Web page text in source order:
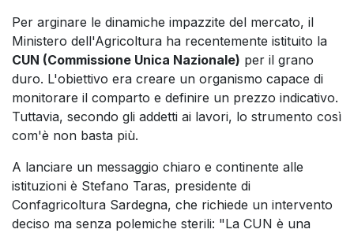
Per arginare le dinamiche impazzite del mercato, il
Ministero dell'Agricoltura ha recentemente istituito la
CUN (Commissione Unica Nazionale) per il grano
duro. L'obiettivo era creare un organismo capace di
monitorare il comparto e definire un prezzo indicativo.
Tuttavia, secondo gli addetti ai lavori, lo strumento così
com'è non basta più.
A lanciare un messaggio chiaro e continente alle
istituzioni è Stefano Taras, presidente di
Confagricoltura Sardegna, che richiede un intervento
deciso ma senza polemiche sterili: "La CUN è una